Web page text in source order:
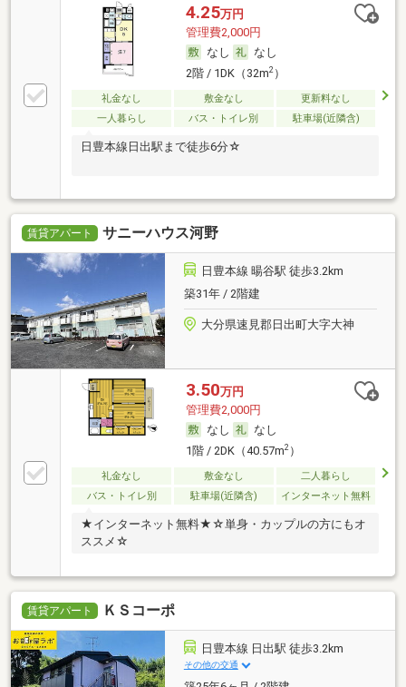
4.25万円
管理費2,000円
なし
なし
2階 / 1DK（32m2）
礼金なし 敷金なし
更新料なし
一人暮らし
バス・トイレ別 駐車場(近隣含)
日豊本線日出駅まで徒歩6分☆
賃貸アパート サニーハウス河野
日豊本線 暘谷駅 徒歩3.2km
築31年 / 2階建
大分県速見郡日出町大字大神
3.50万円
管理費2,000円
なし
なし
1階 / 2DK（40.57m2）
礼金なし 敷金なし
二人暮らし
バス・トイレ別
駐車場(近隣含) インターネット無料
★インターネット無料★☆単身・カップルの方にもオ
ススメ☆
賃貸アパート ＫＳコーポ
日豊本線 日出駅 徒歩3.2km
その他の交通